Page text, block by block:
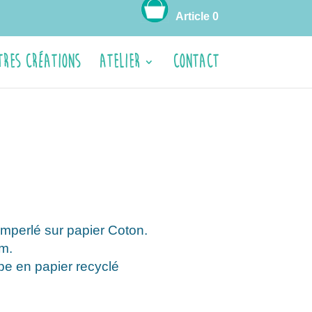
Article 0
créations ATELIER CONTACT
sur papier Coton.
en papier recyclé